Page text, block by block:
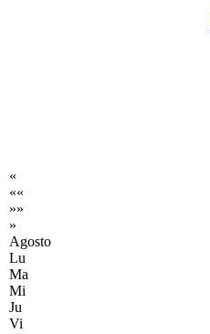
«
««
»»
»
Agosto
Lu
Ma
Mi
Ju
Vi